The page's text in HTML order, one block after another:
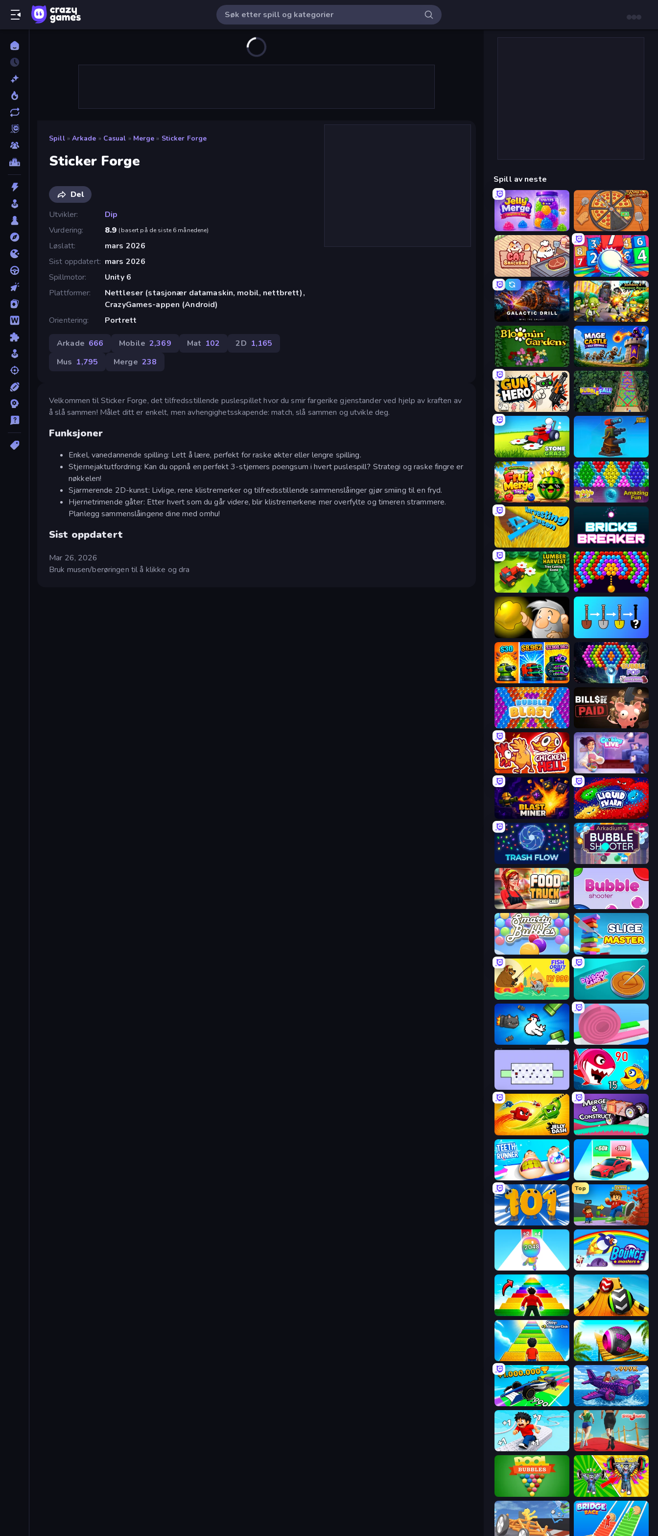
Spill » Arkade » Casual » Merge » Sticker Forge
Sticker Forge
Del
Utvikler
Dip
Vurdering
8.9 (basert på de siste 6 månedene)
Løslatt
mars 2026
Sist oppdatert mars 2026
Spillmotor
Unity 6
Plattformer
Nettleser (stasjonær datamaskin, mobil, nettbrett),
CrazyGames-appen (Android)
Orientering
Portrett
Arkade 666 Mobile 2,369 Mat 102 2D 1,165
Mus 1,795 Merge 238
Velkommen til Sticker Forge, det tilfredsstillende puslespillet hvor du smir fargerike gjenstander ved hjelp av kraften av
å slå sammen! Målet ditt er enkelt, men avhengighetsskapende: match, slå sammen og utvikle deg.
Funksjoner
Enkel, vanedannende spilling: Lett å lære, perfekt for raske økter eller lengre spilling.
Stjernejaktutfordring: Kan du oppnå en perfekt 3-stjerners poengsum i hvert puslespill? Strategi og raske fingre er
nøkkelen!
Sjarmerende 2D-kunst: Livlige, rene klistremerker og tilfredsstillende sammenslåinger gjør smiing til en fryd.
Hjernetrimende gåter: Etter hvert som du går videre, blir klistremerkene mer overfylte og timeren strammere.
Planlegg sammenslåingene dine med omhu!
Sist oppdatert
Mar 26, 2026
Bruk musen/berøringen til å klikke og dra
Spill av neste
Jelly Merge: Upgrade & Sell Ring Restaurant
Cat Snack Bar Entropy
Galactic Drill Zombies 4 Weapon Merge
Blooming Gardens Mage Castle Idle Defense
Gun Hero: Cat Survival Bubble Fall
Stone Grass: Mowing Simulator Furry Road
Watermelon Fruit Merge Saga Bubble Pop Legend
Harvesting Season Bricks Breaker
Lumber Harvest: Tree Cutting Game Bubble Story
Gold Miner
Pumpkin Defense: Merge Cannon Bubble Pop Fairyland
Bubble Blast Bills Must Be Paid
Chicken Hell Cooking Live
Blast Miner Liquid Swarm
Trash Flow
Food Truck Chef™: A Fun Cooking Game Bubble Shooter
Smarty Bubbles Slice Master
Fish Orbit Dalgona Candy Honeycomb Cookie
Honk Layers Roll
Fish Eat Getting Big
Jelly Dash Merge & Construct
Teeth Runner
Numbers Arena
Top
Obby: +1 Click Wall Breaker
Man Runner 2048 Bouncemasters
Obby Highest Jump Ever Sky Balls 3D
Obby: +1 Jump per Click Rolling Balls Sea Race
Obby Car Challenge: Drive Obby Plane Power Challenge: Fly
Speed per Click: Obby Shoe Race
Pool Bubbles Obby: Gym Simulator, Escape